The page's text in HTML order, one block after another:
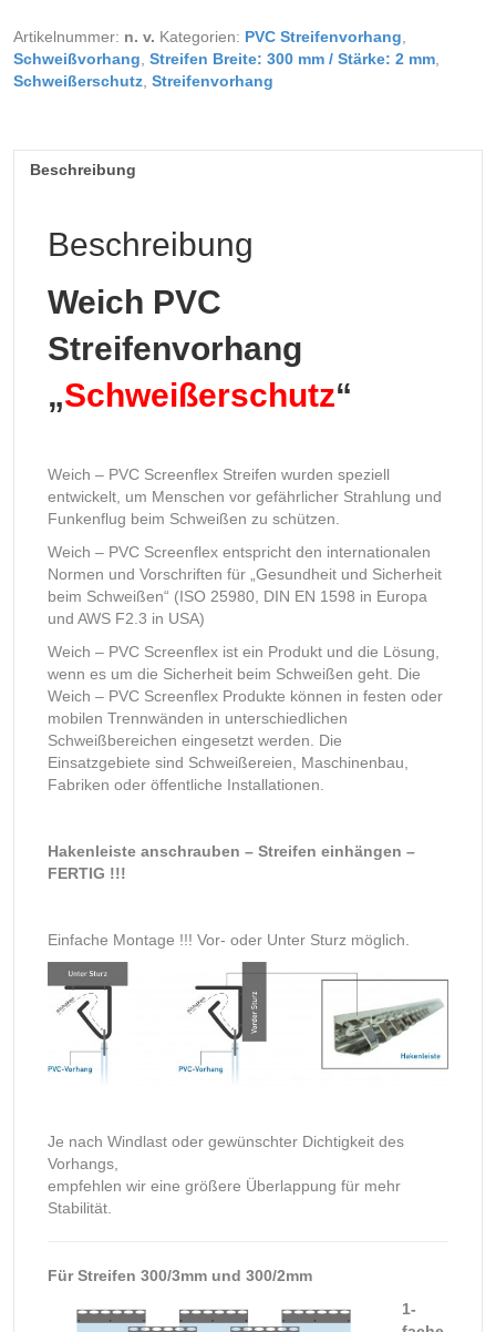
Artikelnummer: n. v. Kategorien: PVC Streifenvorhang
Schweißvorhang Streifen Breite: 300 mm / Stärke: 2 mm
Schweißerschutz Streifenvorhang
Beschreibung
Beschreibung
Weich PVC
Streifenvorhang
„Schweißerschutz“
Weich – PVC Screenflex Streifen wurden speziell
entwickelt, um Menschen vor gefährlicher Strahlung und
Funkenflug beim Schweißen zu schützen.
Weich – PVC Screenflex entspricht den internationalen
Normen und Vorschriften für „Gesundheit und Sicherheit
beim Schweißen“ (ISO 25980, DIN EN 1598 in Europa
und AWS F2.3 in USA)
Weich – PVC Screenflex ist ein Produkt und die Lösung,
wenn es um die Sicherheit beim Schweißen geht. Die
Weich – PVC Screenflex Produkte können in festen oder
mobilen Trennwänden in unterschiedlichen
Schweißbereichen eingesetzt werden. Die
Einsatzgebiete sind Schweißereien, Maschinenbau,
Fabriken oder öffentliche Installationen.
Hakenleiste anschrauben – Streifen einhängen –
FERTIG !!!
Einfache Montage !!! Vor- oder Unter Sturz möglich.
Je nach Windlast oder gewünschter Dichtigkeit des
Vorhangs,
empfehlen wir eine größere Überlappung für mehr
Stabilität.
Für Streifen 300/3mm und 300/2mm
1-